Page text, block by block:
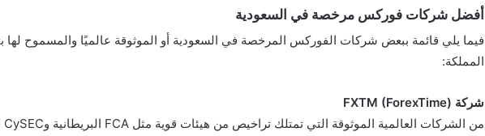
أفضل شركات فوركس مرخصة في السعودية
فيما يلي قائمة ببعض شركات الفوركس المرخصة في السعودية أو الموثوقة عالميًا والمسموح لها
المملكة:
شركة FXTM (ForexTime)
من الشركات العالمية الموثوقة التي تمتلك تراخيص من هيئات قوية مثل FCA البريطانية وCySEC القبرصية.